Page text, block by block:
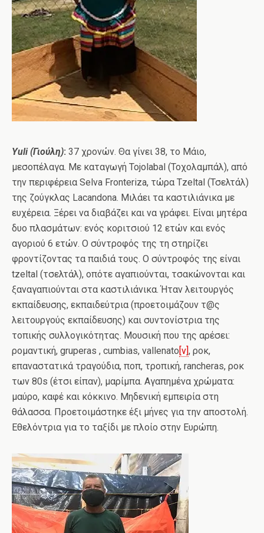
Yuli(Γιούλη): 37 χρονών. Θα γίνει 38, το Μάιο,
μεσοπέλαγα. Με καταγωγή Tojolabal (Τοχολαμπάλ), από
την περιφέρεια Selva Fronteriza, τώρα Tzeltal (Τσελτάλ)
της ζούγκλας Lacandona. Μιλάει τα καστιλιάνικα με
ευχέρεια. Ξέρει να διαβάζει και να γράφει. Είναι μητέρα
δυο πλασμάτων: ενός κοριτσιού 12 ετών και ενός
αγοριού 6 ετών. Ο σύντροφός της τη στηρίζει
φροντίζοντας τα παιδιά τους. Ο σύντροφός της είναι
tzeltal (τσελτάλ), οπότε αγαπιούνται, τσακώνονται και
ξαναγαπιούνται στα καστιλιάνικα. Ήταν λειτουργός
εκπαίδευσης, εκπαιδεύτρια (προετοιμάζουν τ@ς
λειτουργούς εκπαίδευσης) και συντονίστρια της
τοπικής συλλογικότητας. Μουσική που της αρέσει:
ρομαντική, gruperas , cumbias, vallenato[v], ροκ,
επαναστατικά τραγούδια, ποπ, τροπική, rancheras, ροκ
των 80s (έτσι είπαν), μαρίμπα. Αγαπημένα χρώματα:
μαύρο, καφέ και κόκκινο. Μηδενική εμπειρία στη
θάλασσα. Προετοιμάστηκε έξι μήνες για την αποστολή.
Εθελόντρια για το ταξίδι με πλοίο στην Ευρώπη.